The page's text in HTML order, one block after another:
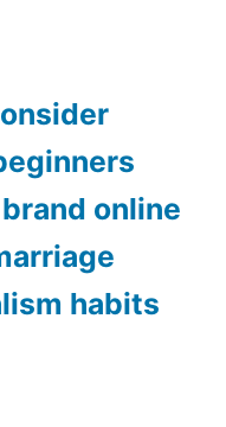
online
habits